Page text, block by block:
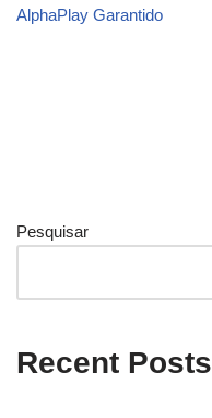
AlphaPlay Garantido
Pesquisar
Recent Posts